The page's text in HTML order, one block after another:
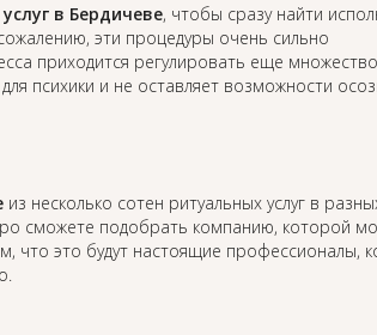
в Бердичеве, чтобы сразу найти
эти процедуры очень сильно
приходится регулировать еще
психики и не оставляет возможности
из несколько сотен ритуальных услуг в
сможете подобрать компанию, которой
что это будут настоящие профессионалы,